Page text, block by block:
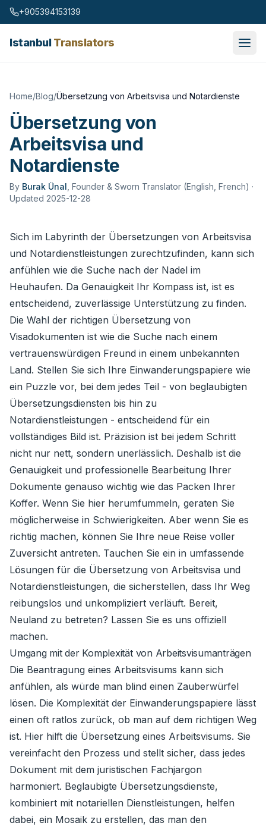
Skip to content
+905394153139
IstanbulTranslators
Home/Blog/Übersetzung von Arbeitsvisa und Notardienste
Übersetzung von
Arbeitsvisa und
Notardienste
By Burak Ünal Founder & Sworn Translator (English, French) ·
Updated 2025-12-28
Sich im Labyrinth der Übersetzungen von Arbeitsvisa
und Notardienstleistungen zurechtzufinden, kann sich
anfühlen wie die Suche nach der Nadel im
Heuhaufen. Da Genauigkeit Ihr Kompass ist, ist es
entscheidend, zuverlässige Unterstützung zu finden.
Die Wahl der richtigen Übersetzung von
Visadokumenten ist wie die Suche nach einem
vertrauenswürdigen Freund in einem unbekannten
Land. Stellen Sie sich Ihre Einwanderungspapiere wie
ein Puzzle vor, bei dem jedes Teil - von beglaubigten
Übersetzungsdiensten bis hin zu
Notardienstleistungen - entscheidend für ein
vollständiges Bild ist. Präzision ist bei jedem Schritt
nicht nur nett, sondern unerlässlich. Deshalb ist die
Genauigkeit und professionelle Bearbeitung Ihrer
Dokumente genauso wichtig wie das Packen Ihrer
Koffer. Wenn Sie hier herumfummeln, geraten Sie
möglicherweise in Schwierigkeiten. Aber wenn Sie es
richtig machen, können Sie Ihre neue Reise voller
Zuversicht antreten. Tauchen Sie ein in umfassende
Lösungen für die Übersetzung von Arbeitsvisa und
Notardienstleistungen, die sicherstellen, dass Ihr Weg
reibungslos und unkompliziert verläuft. Bereit,
Neuland zu betreten? Lassen Sie es uns offiziell
machen.
Umgang mit der Komplexität von Arbeitsvisumanträgen
Die Beantragung eines Arbeitsvisums kann sich
anfühlen, als würde man blind einen Zauberwürfel
lösen. Die Komplexität der Einwanderungspapiere lässt
einen oft ratlos zurück, ob man auf dem richtigen Weg
ist. Hier hilft die Übersetzung eines Arbeitsvisums. Sie
vereinfacht den Prozess und stellt sicher, dass jedes
Dokument mit dem juristischen Fachjargon
harmoniert. Beglaubigte Übersetzungsdienste,
kombiniert mit notariellen Dienstleistungen, helfen
dabei, ein Mosaik zu erstellen, das man den